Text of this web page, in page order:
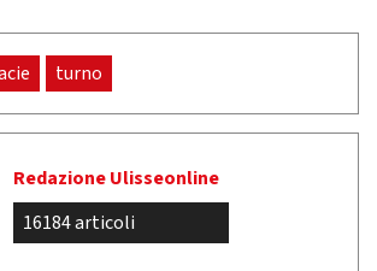
turno
Redazione Ulisseonline
16184 articoli